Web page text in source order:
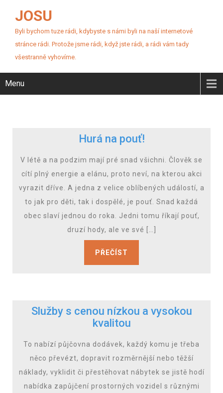
JOSU
Byli bychom tuze rádi, kdybyste s námi byli na naší internetové
stránce rádi. Protože jsme rádi, když jste rádi, a rádi vám tady
všestranně vyhovíme.
Menu
Hurá na pouť!
V létě a na podzim mají pré snad všichni. Člověk se
cítí plný energie a elánu, proto neví, na kterou akci
vyrazit dříve. A jedna z velice oblíbených událostí, a
to jak pro děti, tak i dospělé, je pouť. Snad každá
obec slaví jednou do roka. Jedni tomu říkají pouť,
druzí hody, ale ve své […]
PŘEČÍST
Služby s cenou nízkou a vysokou
kvalitou
To nabízí půjčovna dodávek, každý komu je třeba
něco převézt, dopravit rozměrnější nebo těžší
náklady, vyklidit či přestěhovat nábytek se jistě hodí
nabídka zapůjčení prostorných vozidel s různými